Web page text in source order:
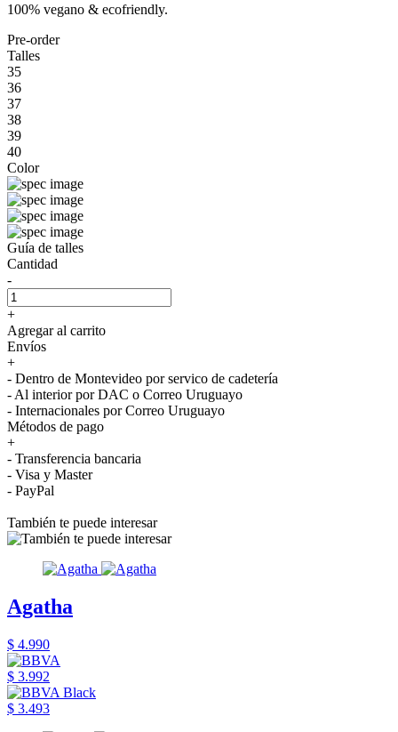
100% vegano & ecofriendly.
Pre-order
Talles
35
36
37
38
39
40
Color
Guía de talles
Cantidad
-
+
Agregar al carrito
Envíos
+
- Dentro de Montevideo por servico de cadetería
- Al interior por DAC o Correo Uruguayo
- Internacionales por Correo Uruguayo
Métodos de pago
+
- Transferencia bancaria
- Visa y Master
- PayPal
También te puede interesar
Agatha
$ 4.990
$ 3.992
$ 3.493